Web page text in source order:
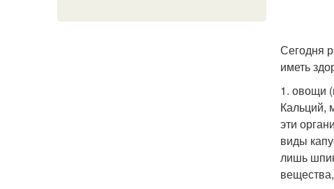
Сегодня
иметь
1. овощи
Кальций,
эти
виды
лишь